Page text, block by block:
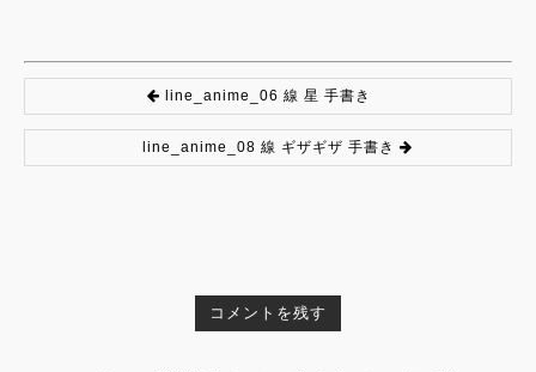
line_anime_06 線 星 手書き
line_anime_08 線 ギザギザ 手書き
コメントを残す